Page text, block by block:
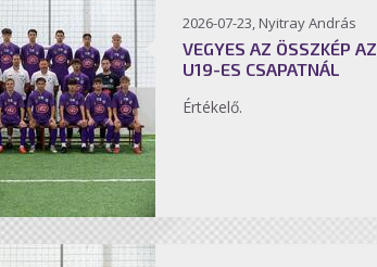
2026-07-23, Nyitray András
VEGYES AZ ÖSSZKÉP AZ
U19-ES CSAPATNÁL
Értékelő.